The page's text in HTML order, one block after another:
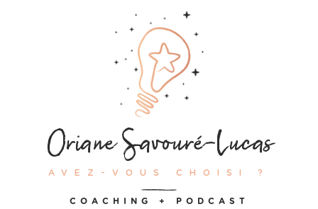
Oriane Savouré-Lucas
AVEZ-VOUS CHOISI ?
COACHING + PODCAST